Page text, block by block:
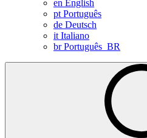
en English
pt Português
de Deutsch
it Italiano
brPortuguês_BR